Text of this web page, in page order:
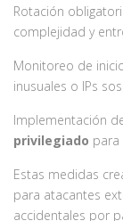
Rotación
complejidad y
Monitoreo de
inusuales o IPs
Implementación
privilegiado para
Estas medidas
para atacantes
accidentales por